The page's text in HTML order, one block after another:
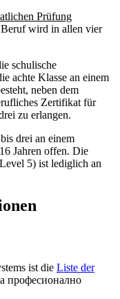
Prüfung
Beruf wird in allen vier
schulische
achte Klasse an einem
neben dem
Zertifikat für
zu erlangen.
drei an einem
Jahren offen. Die
5) ist lediglich an
ist die Liste der
професионално